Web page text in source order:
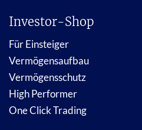
Investor-Shop
Für Einsteiger
Vermögensaufbau
Vermögensschutz
High Performer
One Click Trading